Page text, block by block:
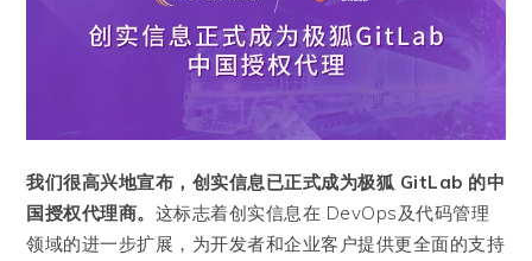
我们很高兴地宣布，创实信息已正式成为极狐 GitLab 的中
国授权代理商。 这标志着创实信息在 DevOps及代码管理
领域的进一步扩展，为开发者和企业客户提供更全面的支持